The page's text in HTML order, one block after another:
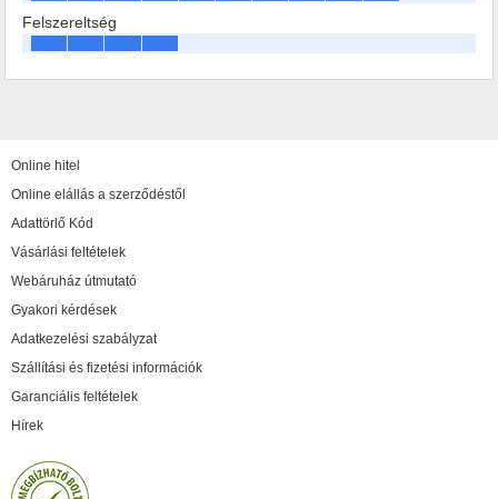
Felszereltség
Online hitel
Online elállás a szerződéstől
Adattörlő Kód
Vásárlási feltételek
Webáruház útmutató
Gyakori kérdések
Adatkezelési szabályzat
Szállítási és fizetési információk
Garanciális feltételek
Hírek